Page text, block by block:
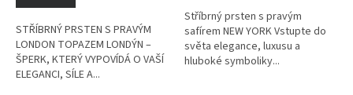
STŘÍBRNÝ PRSTEN S PRAVÝM
LONDON TOPAZEM LONDÝN –
ŠPERK, KTERÝ VYPOVÍDÁ O VAŠÍ
ELEGANCI, SÍLE A...
5
hvězdiček.
Stříbrný prsten s pravým
safírem NEW YORK Vstupte do
světa elegance, luxusu a
hluboké symboliky...